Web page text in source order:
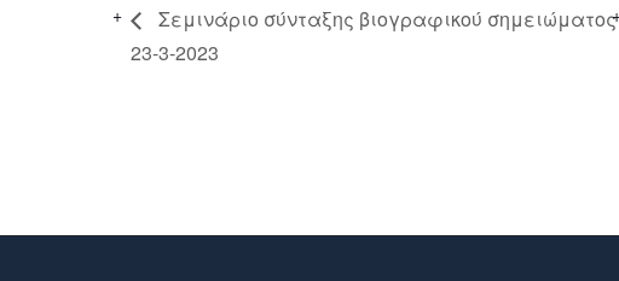
Σεμινάριο σύνταξης βιογραφικού σημειώματος
23-3-2023